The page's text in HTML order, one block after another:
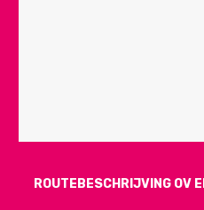
ROUTEBESCHRIJVING OV